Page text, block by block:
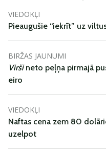
VIEDOKĻI
Pieaugušie “iekrīt” uz
BIRŽAS JAUNUMI
Viršineto peļņa pirmajā
eiro
VIEDOKĻI
Naftas cena zem 80
uzelpot